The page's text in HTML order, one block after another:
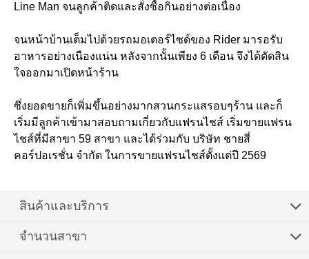
Line Man จนลูกค้าติดและสั่งซื้อกินอย่างต่อเนื่อง
จนหน้าบ้านเต็มไปด้วยรถมอเตอร์ไซด์ของ Rider มารอรับ
อาหารอย่างเนืองแน่น หลังจากนั้นเพียง 6 เดือน จึงได้ตัดสิน
ใจออกมาเปิดหน้าร้าน
ซึ่งยอดขายก็เพิ่มขึ้นอย่างมากสวนกระแสรอบๆร้าน และก็
เริ่มมีลูกค้าเข้ามาสอบถามเกี่ยวกับแฟรนไชส์ เริ่มขายแฟรน
ไชส์ที่มีสาขา 59 สาขา และได้ร่วมกับ บริษัท ชายสี่
คอร์ปอเรชั่น จํากัด ในการขายแฟรนไชส์ตั้งแต่ปี 2569
สินค้าและบริการ
จำนวนสาขา